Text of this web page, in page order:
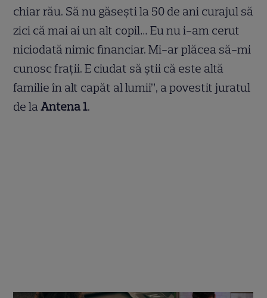
chiar rău. Să nu găsești la 50 de ani curajul să
zici că mai ai un alt copil… Eu nu i-am cerut
niciodată nimic financiar. Mi-ar plăcea să-mi
cunosc frații. E ciudat să știi că este altă
familie în alt capăt al lumii”, a povestit juratul
de laAntena 1.